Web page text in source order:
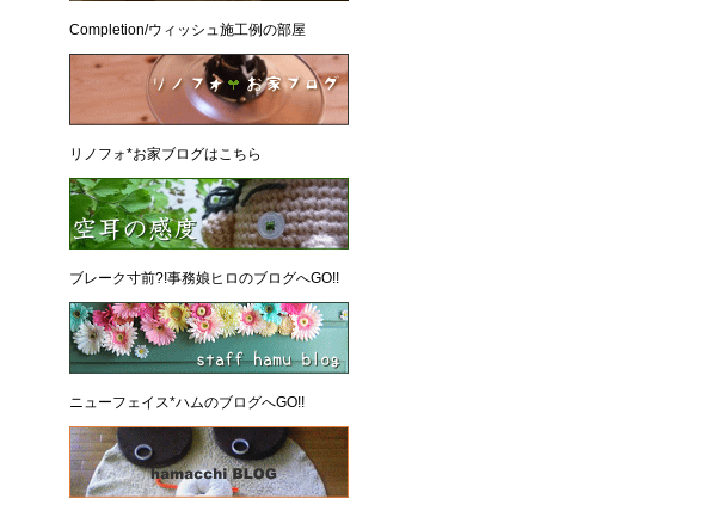
Completion/ウィッシュ施工例の部屋
リノフォ*お家ブログはこちら
ブレーク寸前?!事務娘ヒロのブログへGO!!
ニューフェイス*ハムのブログへGO!!